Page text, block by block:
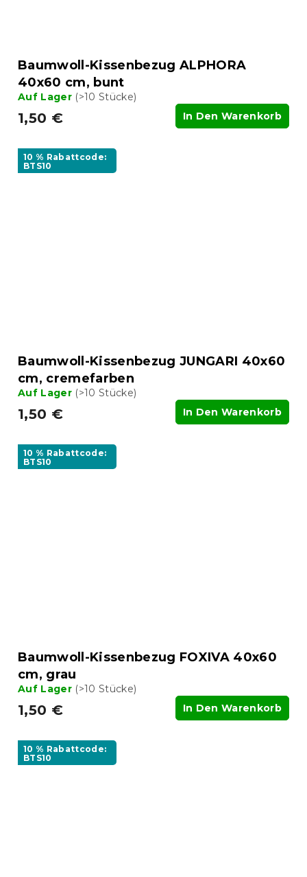
Baumwoll-Kissenbezug ALPHORA
40x60 cm, bunt
Auf Lager (>10 Stücke)
1,50 € In Den Warenkorb
10 % Rabattcode:
BTS10
Baumwoll-Kissenbezug JUNGARI 40x60
cm, cremefarben
Auf Lager (>10 Stücke)
1,50 € In Den Warenkorb
10 % Rabattcode:
BTS10
Baumwoll-Kissenbezug FOXIVA 40x60
cm, grau
Auf Lager (>10 Stücke)
1,50 € In Den Warenkorb
10 % Rabattcode:
BTS10